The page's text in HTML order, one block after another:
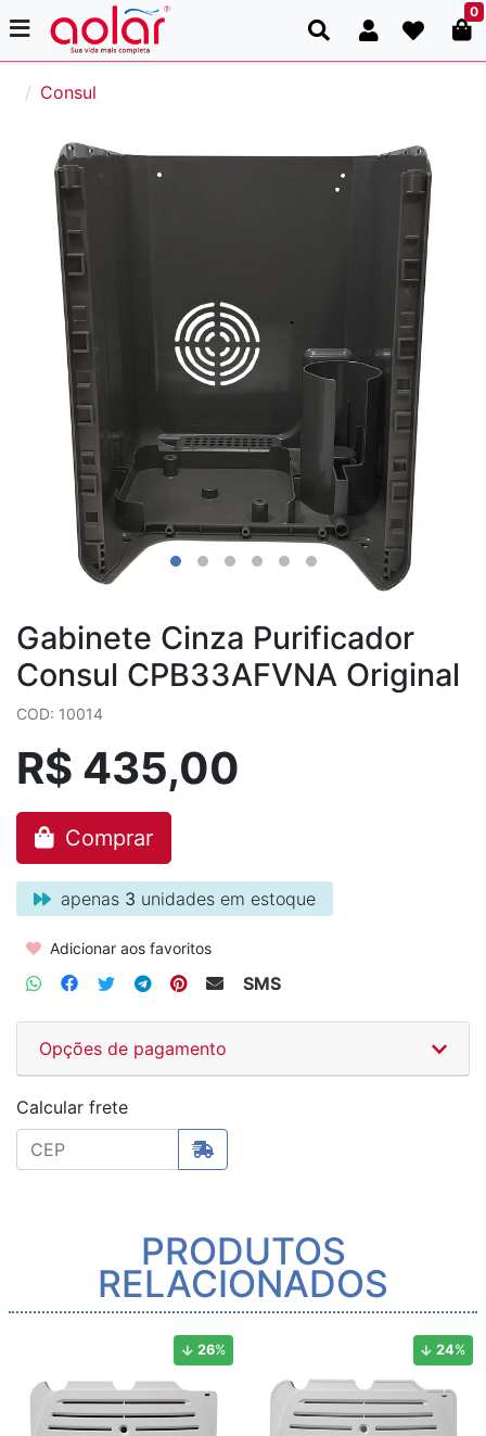
0
Consul
Gabinete Cinza Purificador
Consul CPB33AFVNA Original
COD: 10014
R$ 435,00
Comprar
apenas 3 unidades em estoque
Adicionar aos favoritos
SMS
Opções de pagamento
Calcular frete
PRODUTOS
RELACIONADOS
26% 24%